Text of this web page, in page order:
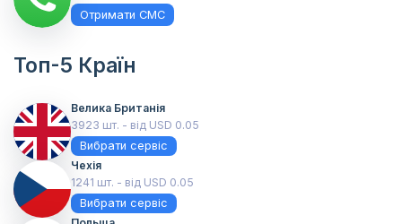
Отримати СМС
Топ-5 Країн
Велика Британія
3923 шт. - від USD 0.05
Вибрати сервіс
Чехія
1241 шт. - від USD 0.05
Вибрати сервіс